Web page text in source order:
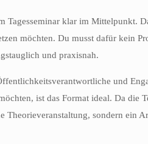
Tagesseminar klar im Mittelpunkt.
möchten. Du musst dafür kein
und praxisnah.
und
ist das Format ideal. Da
Theorieveranstaltung, sondern ein